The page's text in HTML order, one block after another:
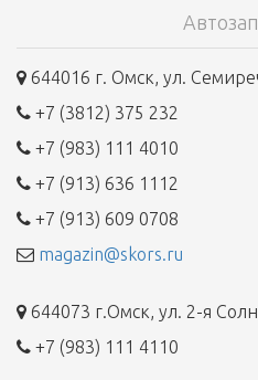
644016 г. Омск, ул.
+7 (3812) 375 232
+7 (983) 111 4010
+7 (913) 636 1112
+7 (913) 609 0708
magazin@skors.ru
644073 г.Омск, ул. 2-я
+7 (983) 111 4110